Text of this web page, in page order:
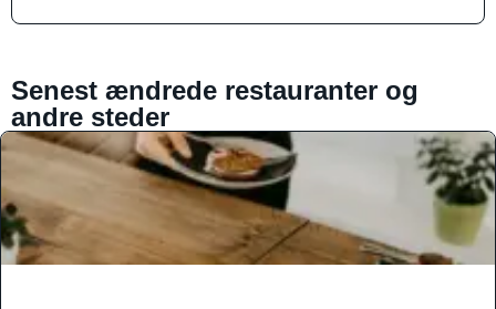
Senest ændrede restauranter og
andre steder